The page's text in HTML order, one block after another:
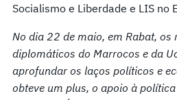
Socialismo e Liberdade e LIS no
No dia 22 de maio, em Rabat, os
diplomáticos do Marrocos e da
aprofundar os laços políticos e
obteve um plus, o apoio à